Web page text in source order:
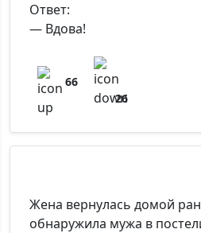
*Максимальное кол-во символов - 500.
Ответ:
— Вдова!
66
26
Жена вернулась домой
обнаружила мужа в